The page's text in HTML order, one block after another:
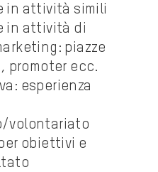
in attività simili
in attività di
piazze
promoter ecc.
esperienza
volontariato
obiettivi e